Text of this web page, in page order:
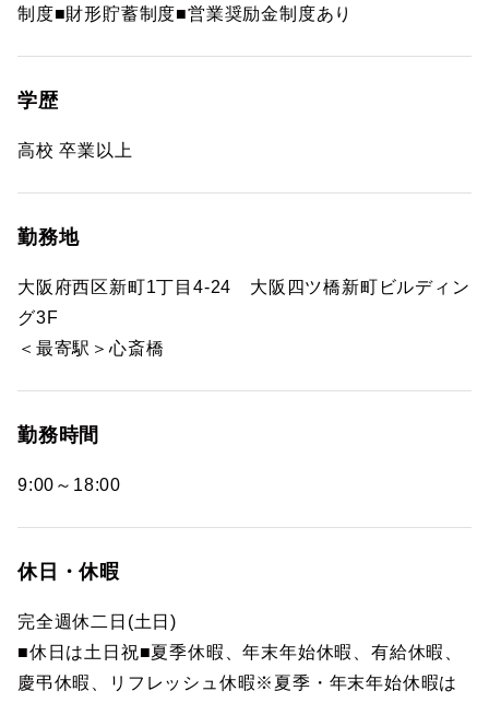
制度■財形貯蓄制度■営業奨励金制度あり
学歴
高校 卒業以上
勤務地
大阪府西区新町1丁目4-24 大阪四ツ橋新町ビルディン
グ3F
＜最寄駅＞心斎橋
勤務時間
9:00～18:00
休日・休暇
完全週休二日(土日)
■休日は土日祝■夏季休暇、年末年始休暇、有給休暇、
慶弔休暇、リフレッシュ休暇※夏季・年末年始休暇は